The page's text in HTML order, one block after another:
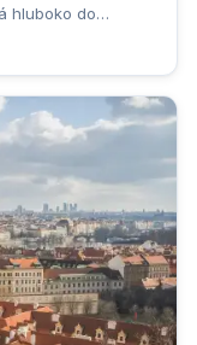
hluboko do
regionu. Vznik